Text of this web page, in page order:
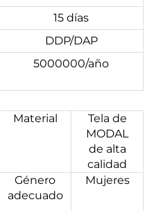
15 días
DDP/DAP
5000000/año
Material
Tela de
MODAL
de alta
calidad
Género
adecuado
Mujeres